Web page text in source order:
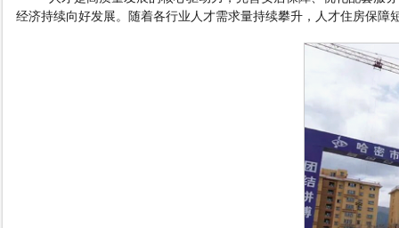
经济持续向好发展。随着各行业人才需求量持续攀升，人才住房保